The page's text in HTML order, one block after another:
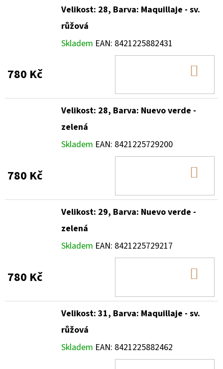
Velikost: 28, Barva: Maquillaje - sv.
růžová
Skladem EAN: 8421225882431
780 Kč
Velikost: 28, Barva: Nuevo verde -
zelená
Skladem EAN: 8421225729200
780 Kč
Velikost: 29, Barva: Nuevo verde -
zelená
Skladem EAN: 8421225729217
780 Kč
Velikost: 31, Barva: Maquillaje - sv.
růžová
Skladem EAN: 8421225882462